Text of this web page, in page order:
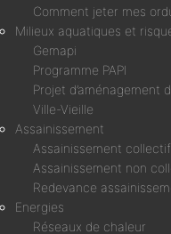
Comment jeter mes
Milieux aquatiques et
Gemapi
Programme PAPI
Projet d’aménagement
Ville-Vieille
Assainissement
Assainissement collectif
Assainissement non
Redevance
Energies
Réseaux de chaleur